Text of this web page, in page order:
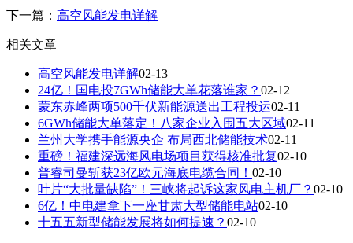
下一篇： 高空风能发电详解
相关文章
高空风能发电详解02-13
24亿！国电投7GWh储能大单花落谁家？ 02-12
蒙东赤峰两项500千伏新能源送出工程投运02-11
6GWh储能大单落定！八家企业入围五大区域02-11
兰州大学携手能源央企 布局西北储能技术02-11
重磅！福建深远海风电场项目获得核准批复02-10
普睿司曼斩获23亿欧元海底电缆合同！ 02-10
叶片“大批量缺陷”！三峡将起诉这家风电主机厂？ 02-10
6亿！中电建拿下一座甘肃大型储能电站02-10
十五五新型储能发展将如何提速？ 02-10